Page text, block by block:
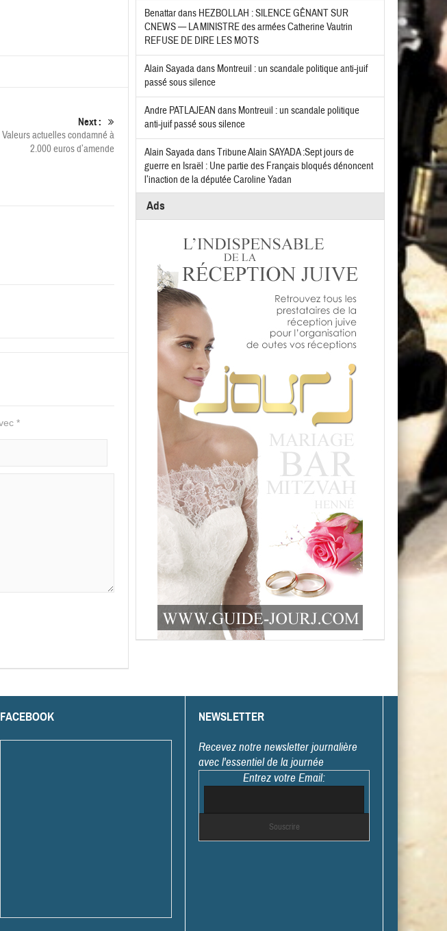
Next :
actuelles condamné à
2.000 euros d’amende
*
Benattardans HEZBOLLAH : SILENCE GÊNANT SUR
CNEWS — LA MINISTRE des armées Catherine Vautrin
REFUSE DE DIRE LES MOTS
Alain Sayadadans Montreuil : un scandale politique anti-juif
passé sous silence
Andre PATLAJEAN dans Montreuil : un scandale politique
anti-juif passé sous silence
Alain SayadadansTribune Alain SAYADA :Sept jours de
guerre en Israël : Une partie des Français bloqués dénoncent
l’inaction de la députée Caroline Yadan
Ads
FACEBOOK NEWSLETTER
Recevez notre newsletter journalière
avec l'essentiel de la journée
Entrez votre Email: